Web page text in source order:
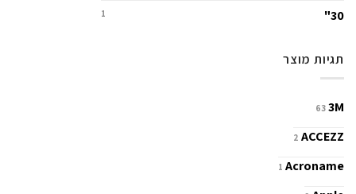
30"
1
תגיות מוצר
3M
63
ACCEZZ
2
Acroname
1